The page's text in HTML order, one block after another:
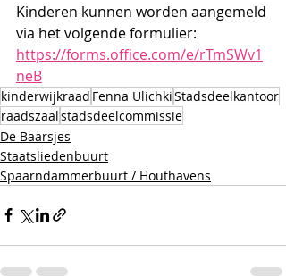
Kinderen kunnen worden aangemeld
via het volgende formulier:
https://forms.office.com/e/rTmSWv1
neB
kinderwijkraad Fenna UlichkiStadsdeelkantoor
raadszaalstadsdeelcommissie
De Baarsjes
Staatsliedenbuurt
Spaarndammerbuurt / Houthavens